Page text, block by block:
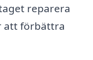
reparera
att förbättra